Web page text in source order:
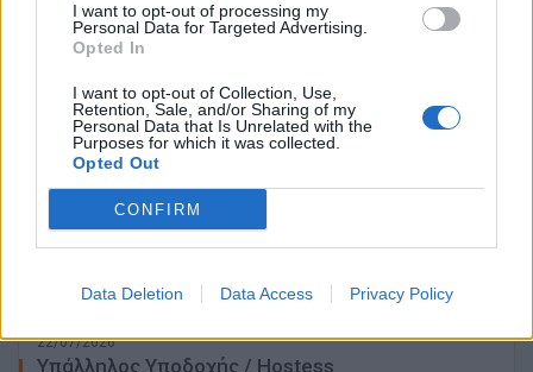
I want to opt-out of processing my
Personal Data for Targeted Advertising.
Opted In
I want to opt-out of Collection, Use,
Retention, Sale, and/or Sharing of my
Personal Data that Is Unrelated with the
Purposes for which it was collected.
Opted Out
CONFIRM
Data Deletion Data Access Privacy Policy
Πλήρης απασχόληση
23/07/2026
Maître / Captain Εστιατορίου Ξενοδοχείου
ΠΟΛΗ ΡΟΔΟΥ | ΡΟΔΟΣ
22/07/2026
Υπάλληλος Υποδοχής / Hostess